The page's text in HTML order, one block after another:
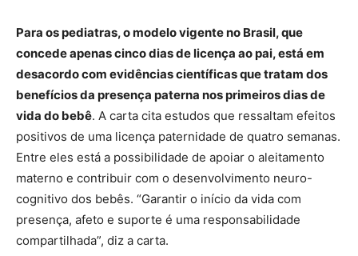
Para os pediatras, o modelo vigente no Brasil, que
concede apenas cinco dias de licença ao pai, está em
desacordo com evidências científicas que tratam dos
benefícios da presença paterna nos primeiros dias de
vida do bebê. A carta cita estudos que ressaltam efeitos
positivos de uma licença paternidade de quatro semanas.
Entre eles está a possibilidade de apoiar o aleitamento
materno e contribuir com o desenvolvimento neuro-
cognitivo dos bebês. “Garantir o início da vida com
presença, afeto e suporte é uma responsabilidade
compartilhada”, diz a carta.